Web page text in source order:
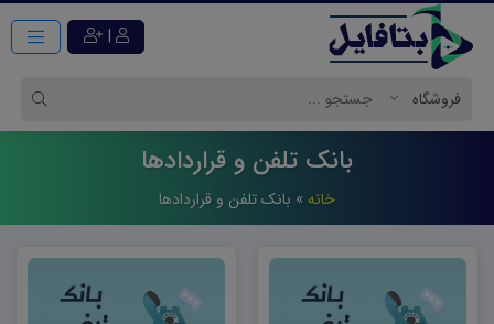
|
بانک تلفن و قراردادها
خانه » بانک تلفن و قراردادها